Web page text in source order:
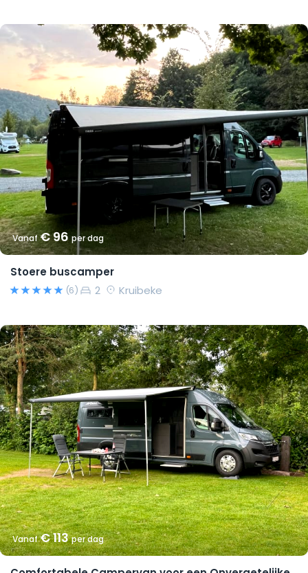
Vanaf€ 96per dag
Stoere buscamper
(6) 2 Kruibeke
Vanaf€ 113per dag